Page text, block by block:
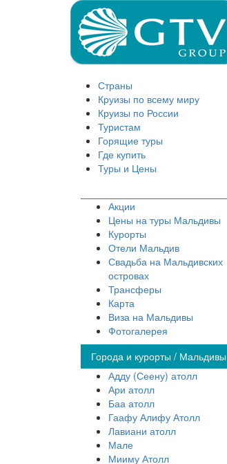
Страны
Круизы по всему миру
Круизы по России
Туристам
Горящие туры
Где купить
Туры и Цены
Акции
Цены на туры Мальдивы
Курорты
Отели Мальдив
Свадьба на Мальдивских
островах
Трансферы
Карта
Виза на Мальдивы
Фотогалерея
Города и курорты / Мальдивы
Адду (Сеену) атолл
Ари атолл
Баа атолл
Гаафу Алифу Атолл
Лавиани атолл
Мале
Мииму Атолл